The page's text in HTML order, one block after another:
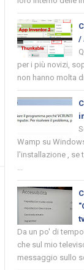
/
per i più novizi,
non hanno molta
Wamp su
l'installazione , se
...
Da un po' di
che sul mio
messaggio sullo